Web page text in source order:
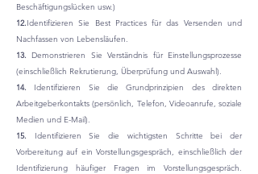
Beschäftigungslücken usw.)
12.Identifizieren Sie Best Practices für das Versenden und
Nachfassen von Lebensläufen.
13. Demonstrieren Sie Verständnis für Einstellungsprozesse
(einschließlich Rekrutierung, Überprüfung und Auswahl).
14. Identifizieren Sie die Grundprinzipien des direkten
Arbeitgeberkontakts (persönlich, Telefon, Videoanrufe, soziale
Medien und E-Mail).
15. Identifizieren Sie die wichtigsten Schritte bei der
Vorbereitung auf ein Vorstellungsgespräch, einschließlich der
Identifizierung häufiger Fragen im Vorstellungsgespräch.